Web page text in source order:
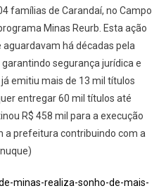
famílias de Carandaí, no Campo
Minas Reurb. Esta ação
há décadas pela
segurança jurídica e
emitiu mais de 13 mil títulos
entregar 60 mil títulos até
R$ 458 mil para a execução
a prefeitura contribuindo com a
minas-realiza-sonho-de-mais-